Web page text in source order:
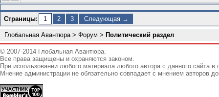
Страницы: 1 2 3 Следующая →
Глобальная Авантюра> Форум > Политический раздел
© 2007-2014 Глобальная Авантюра.
Все права защищены и охраняются законом.
При использовании любого материала любого автора с данного сайта
Мнение администрации не обязательно совпадает с мнением авторов